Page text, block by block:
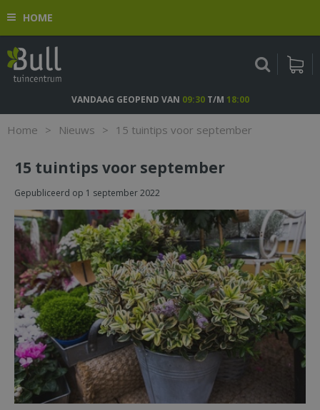
n
o
HOME
Home > Nieuws > 15 tuintips voor september
VANDAAG GEOPEND VAN 09:30T/M 18:00
15 tuintips voor september
Gepubliceerd op 1 september 2022